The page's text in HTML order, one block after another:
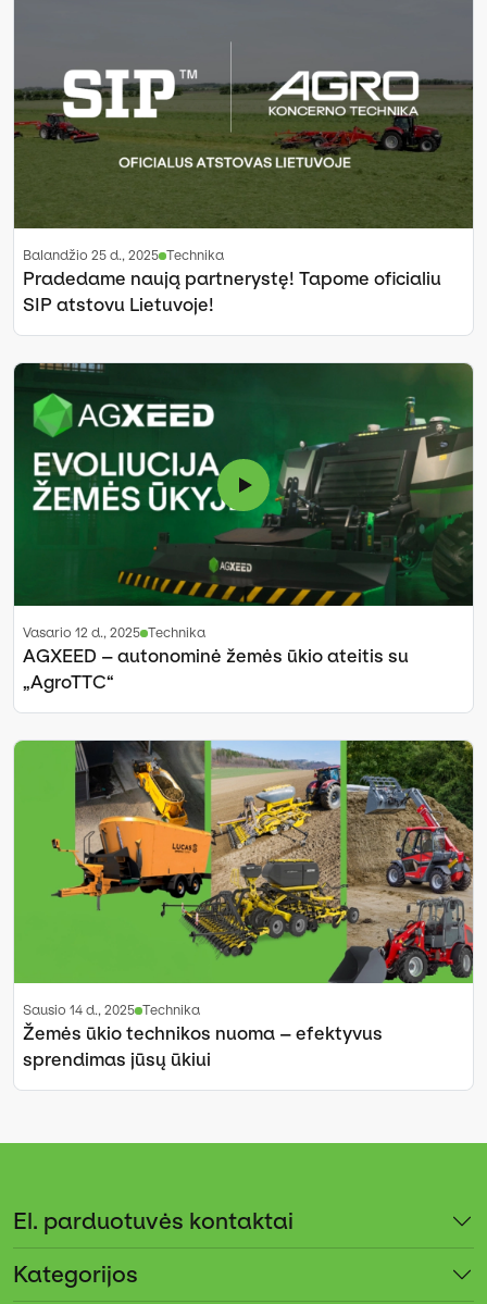
balandžio 25 d., 2025 Technika
Pradedame naują partnerystę! Tapome oficialiu
SIP atstovu Lietuvoje!
vasario 12 d., 2025 Technika
AGXEED – autonominė žemės ūkio ateitis su
„AgroTTC“
sausio 14 d., 2025 Technika
Žemės ūkio technikos nuoma – efektyvus
sprendimas jūsų ūkiui
El. parduotuvės kontaktai
Kategorijos